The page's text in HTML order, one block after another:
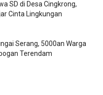
SD di Desa Cingkrong,
Cinta Lingkungan
Serang, 5000an Warga
Terendam